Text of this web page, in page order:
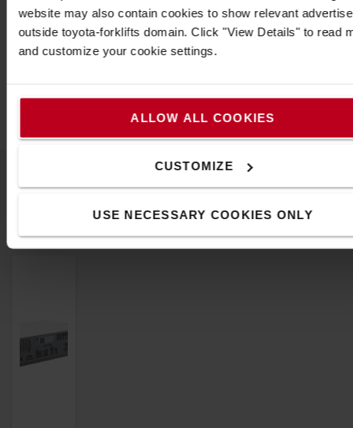
website may also contain cookies to show relevant
outside toyota-forklifts domain. Click "View Details" to read
and customize your cookie settings.
ALLOW ALL COOKIES
CUSTOMIZE
USE NECESSARY COOKIES ONLY
Caractéristiques
Poids 840 Gel
cm
Longueur:8,6cm
Accessoires associés